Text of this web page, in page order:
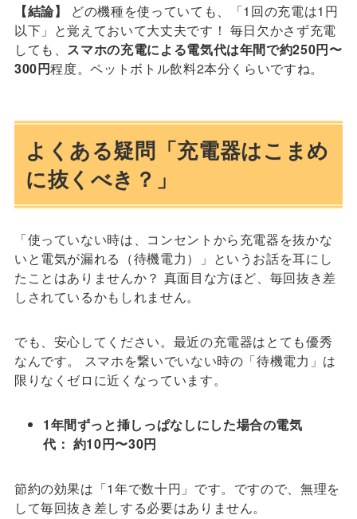
【結論】
どの機種を使っていても、「1回の充電は1円
以下」と覚えておいて大丈夫です！ 毎日欠かさず充電
しても、 スマホの充電による電気代は年間で約250円〜
300円程度。ペットボトル飲料2本分くらいですね。
よくある疑問「充電器はこまめ
に抜くべき？」
「使っていない時は、コンセントから充電器を抜かな
いと電気が漏れる（待機電力）」というお話を耳にし
たことはありませんか？ 真面目な方ほど、毎回抜き差
しされているかもしれません。
でも、安心してください。最近の充電器はとても優秀
なんです。 スマホを繋いでいない時の「待機電力」は
限りなくゼロに近くなっています。
1年間ずっと挿しっぱなしにした場合の電気
代： 約10円〜30円
節約の効果は「1年で数十円」です。ですので、無理を
して毎回抜き差しする必要はありません。